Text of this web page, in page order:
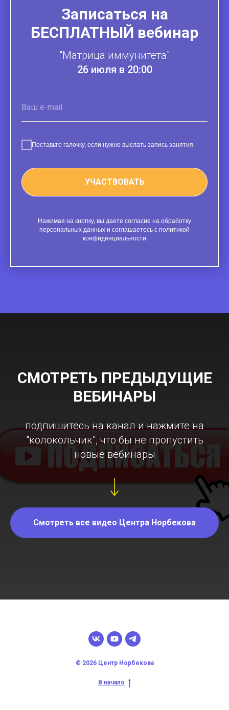
Записаться на
БЕСПЛАТНЫЙ вебинар
"Матрица иммунитета"
26 июля в 20:00
Поставьте галочку, если нужно выслать запись занятия
УЧАСТВОВАТЬ
Нажимая на кнопку, вы даете согласие на обработку
персональных данных и соглашаетесь с политикой
конфиденциальности
СМОТРЕТЬ ПРЕДЫДУЩИЕ
ВЕБИНАРЫ
подпишитесь на канал и нажмите на
"колокольчик", что бы не пропустить
новые вебинары
Смотреть все видео Центра Норбекова
© 2026 Центр Норбекова
В начало